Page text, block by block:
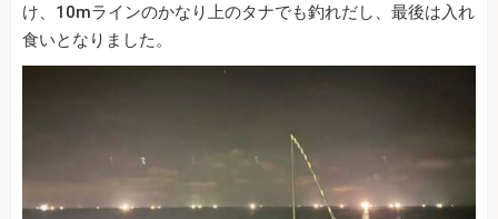
け、10mラインのかなり上のタナでも釣れだし、最後は入れ
食いとなりました。